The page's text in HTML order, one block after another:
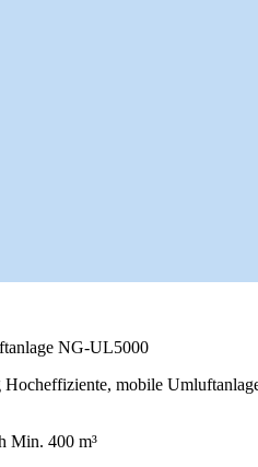
NG-UL5000
Hocheffiziente, mobile
Min. 400 m³